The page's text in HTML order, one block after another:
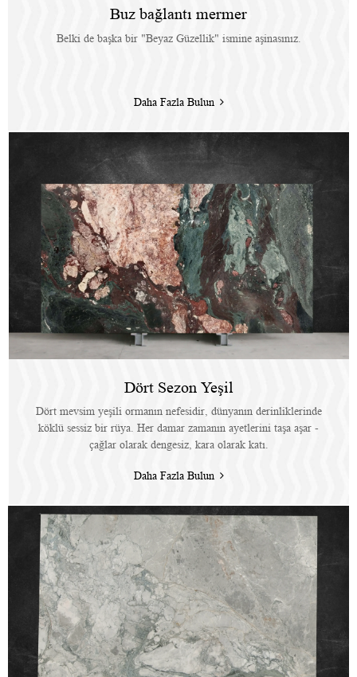
Buz bağlantı mermer
Belki de başka bir "Beyaz Güzellik" ismine aşinasınız.
Daha Fazla Bulun
Dört Sezon Yeşil
Dört mevsim yeşili ormanın nefesidir, dünyanın derinliklerinde
köklü sessiz bir rüya. Her damar zamanın ayetlerini taşa aşar -
çağlar olarak dengesiz, kara olarak katı.
Daha Fazla Bulun